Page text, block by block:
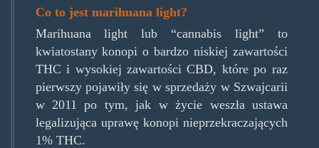
Co to jest marihuana light?
Marihuana light lub “cannabis light” to
kwiatostany konopi o bardzo niskiej zawartości
THC i wysokiej zawartości CBD, które po raz
pierwszy pojawiły się w sprzedaży w Szwajcarii
w 2011 po tym, jak w życie weszła ustawa
legalizująca uprawę konopi nieprzekraczających
1% THC.